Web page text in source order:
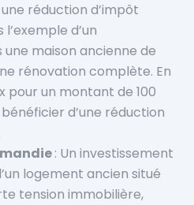
réduction d’impôt
d’un
maison ancienne de
rénovation complète. En
pour un montant de 100
d’une réduction
: Un investissement
logement ancien situé
tension immobilière,